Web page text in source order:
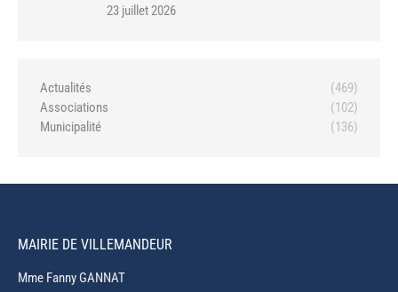
23 juillet 2026
Actualités
(469)
Associations
(102)
Municipalité
(136)
MAIRIE DE VILLEMANDEUR
Mme Fanny GANNAT